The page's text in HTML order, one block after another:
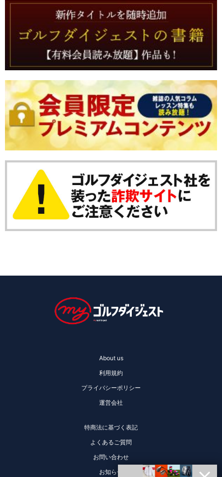
About us
利用規約
プライバシーポリシー
運営会社
特商法に基づく表記
よくあるご質問
お問い合わせ
お知らせ